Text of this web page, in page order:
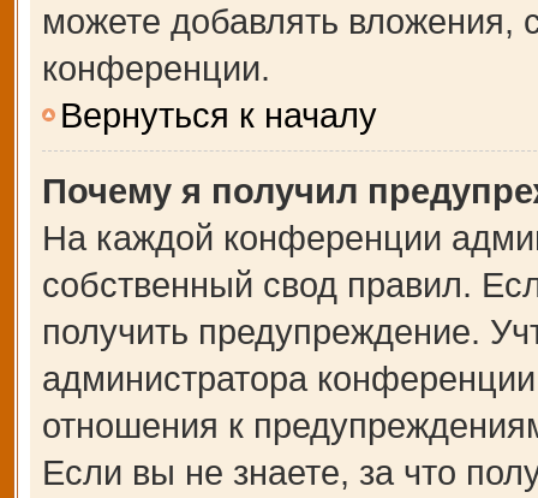
можете добавлять вложения,
конференции.
Вернуться к началу
Почему я получил
На каждой конференции
собственный свод правил.
получить предупреждение.
администратора
отношения к
Если вы не знаете, за что